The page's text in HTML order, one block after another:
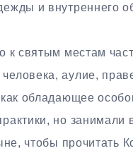
и внутреннего
к святым местам
аулие,
обладающее
но занимали
чтобы прочитать